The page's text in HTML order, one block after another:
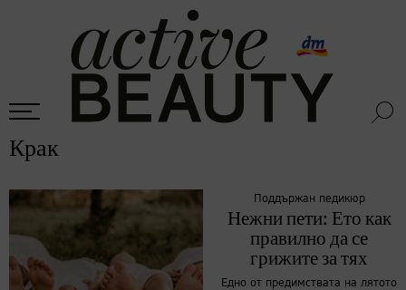
Крак
Поддържан педикюр
Нежни пети: Ето как
правилно да се
грижите за тях
Едно от предимствата на лятото